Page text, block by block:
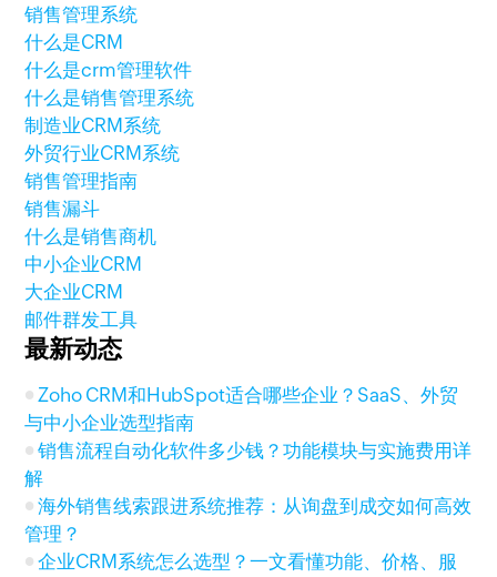
销售管理系统
什么是CRM
什么是crm管理软件
什么是销售管理系统
制造业CRM系统
外贸行业CRM系统
销售管理指南
销售漏斗
什么是销售商机
中小企业CRM
大企业CRM
邮件群发工具
最新动态
Zoho CRM和HubSpot适合哪些企业？SaaS、外贸
与中小企业选型指南
销售流程自动化软件多少钱？功能模块与实施费用详
解
海外销售线索跟进系统推荐：从询盘到成交如何高效
管理？
企业CRM系统怎么选型？一文看懂功能、价格、服